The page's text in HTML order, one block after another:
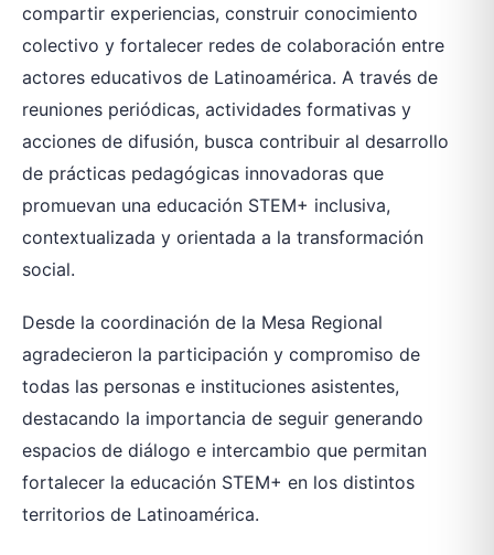
compartir experiencias, construir conocimiento
colectivo y fortalecer redes de colaboración entre
actores educativos de Latinoamérica. A través de
reuniones periódicas, actividades formativas y
acciones de difusión, busca contribuir al desarrollo
de prácticas pedagógicas innovadoras que
promuevan una educación STEM+ inclusiva,
contextualizada y orientada a la transformación
social.
Desde la coordinación de la Mesa Regional
agradecieron la participación y compromiso de
todas las personas e instituciones asistentes,
destacando la importancia de seguir generando
espacios de diálogo e intercambio que permitan
fortalecer la educación STEM+ en los distintos
territorios de Latinoamérica.